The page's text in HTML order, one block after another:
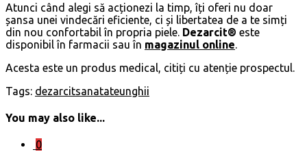
Atunci când alegi să acționezi la timp, îți oferi nu doar
șansa unei vindecări eficiente, ci și libertatea de a te simți
din nou confortabil în propria piele. Dezarcit® este
disponibil în farmacii sau în magazinul online.
Acesta este un produs medical, citiți cu atenție prospectul.
Tags: dezarcitsanatateunghii
You may also like...
0